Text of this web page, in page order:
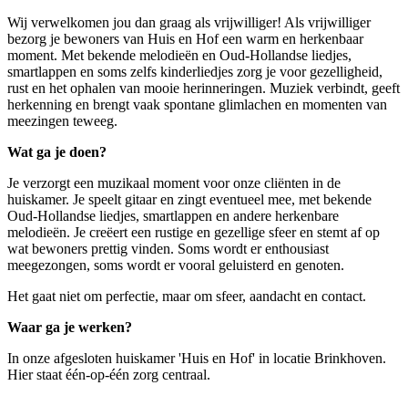
Wij verwelkomen jou dan graag als vrijwilliger! Als vrijwilliger
bezorg je bewoners van Huis en Hof een warm en herkenbaar
moment. Met bekende melodieën en Oud-Hollandse liedjes,
smartlappen en soms zelfs kinderliedjes zorg je voor gezelligheid,
rust en het ophalen van mooie herinneringen. Muziek verbindt, geeft
herkenning en brengt vaak spontane glimlachen en momenten van
meezingen teweeg.
Wat ga je doen?
Je verzorgt een muzikaal moment voor onze cliënten in de
huiskamer. Je speelt gitaar en zingt eventueel mee, met bekende
Oud-Hollandse liedjes, smartlappen en andere herkenbare
melodieën. Je creëert een rustige en gezellige sfeer en stemt af op
wat bewoners prettig vinden. Soms wordt er enthousiast
meegezongen, soms wordt er vooral geluisterd en genoten.
Het gaat niet om perfectie, maar om sfeer, aandacht en contact.
Waar ga je werken?
In onze afgesloten huiskamer 'Huis en Hof' in locatie Brinkhoven.
Hier staat één-op-één zorg centraal.